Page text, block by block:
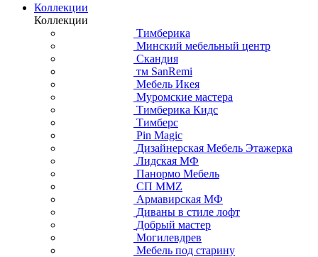
Коллекции
Коллекции
Тимберика
Минский мебельный центр
Скандия
тм SanRemi
Мебель Икея
Муромские мастера
Тимберика Кидс
Тимберс
Pin Magic
Дизайнерская Мебель Этажерка
Лидская МФ
Панормо Мебель
СП ММZ
Армавирская МФ
Диваны в стиле лофт
Добрый мастер
Могилевдрев
Мебель под старину